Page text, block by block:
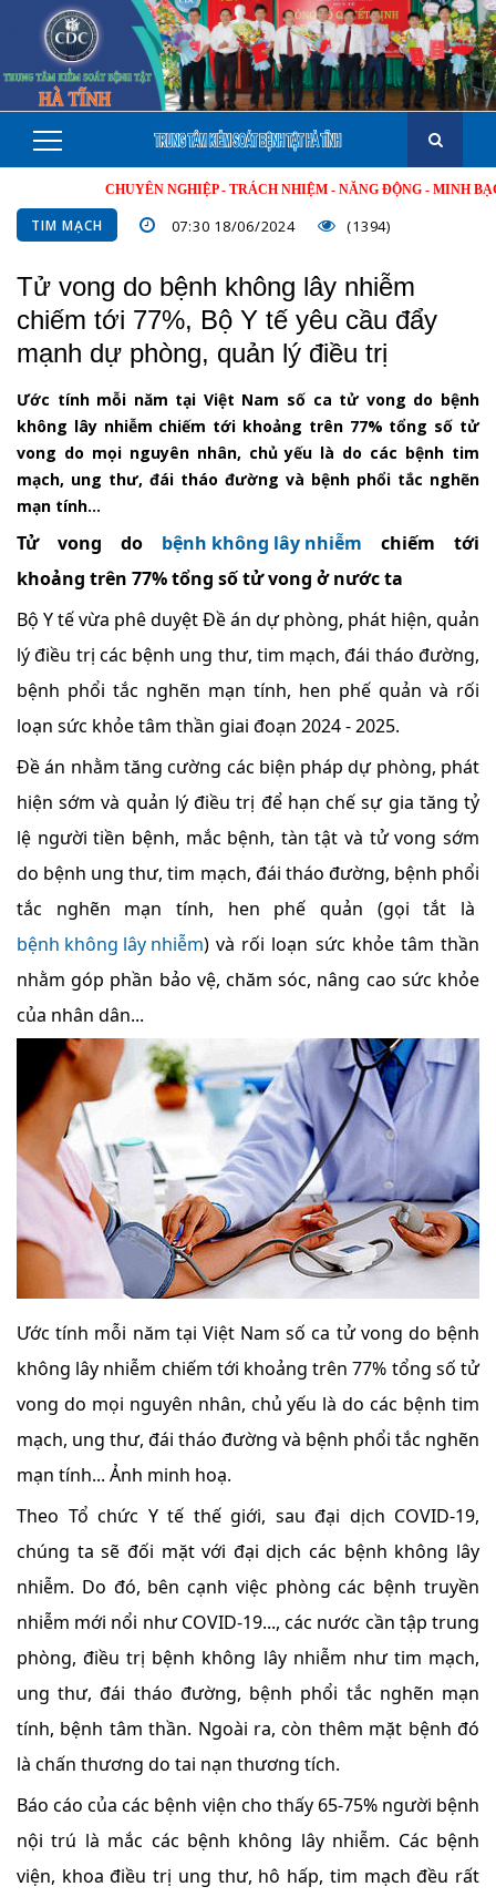
CHUYÊN NGHIỆP - TRÁCH NHIỆM - NĂNG ĐỘNG - MINH BẠCH -
TIM MẠCH 07:30 18/06/2024 (1394)
Tử vong do bệnh không lây nhiễm
chiếm tới 77%, Bộ Y tế yêu cầu đẩy
mạnh dự phòng, quản lý điều trị
Ước tính mỗi năm tại Việt Nam số ca tử vong do bệnh
không lây nhiễm chiếm tới khoảng trên 77% tổng số tử
vong do mọi nguyên nhân, chủ yếu là do các bệnh tim
mạch, ung thư, đái tháo đường và bệnh phổi tắc nghẽn
mạn tính...
Tử vong do bệnh không lây nhiễm chiếm tới
khoảng trên 77% tổng số tử vong ở nước ta
Bộ Y tế vừa phê duyệt Đề án dự phòng, phát hiện, quản
lý điều trị các bệnh ung thư, tim mạch, đái tháo đường,
bệnh phổi tắc nghẽn mạn tính, hen phế quản và rối
loạn sức khỏe tâm thần giai đoạn 2024 - 2025.
Đề án nhằm tăng cường các biện pháp dự phòng, phát
hiện sớm và quản lý điều trị để hạn chế sự gia tăng tỷ
lệ người tiền bệnh, mắc bệnh, tàn tật và tử vong sớm
do bệnh ung thư, tim mạch, đái tháo đường, bệnh phổi
tắc nghẽn mạn tính, hen phế quản (gọi tắt là
bệnh không lây nhiễm) và rối loạn sức khỏe tâm thần
nhằm góp phần bảo vệ, chăm sóc, nâng cao sức khỏe
của nhân dân...
Ước tính mỗi năm tại Việt Nam số ca tử vong do bệnh
không lây nhiễm chiếm tới khoảng trên 77% tổng số tử
vong do mọi nguyên nhân, chủ yếu là do các bệnh tim
mạch, ung thư, đái tháo đường và bệnh phổi tắc nghẽn
mạn tính... Ảnh minh hoạ.
Theo Tổ chức Y tế thế giới, sau đại dịch COVID-19,
chúng ta sẽ đối mặt với đại dịch các bệnh không lây
nhiễm. Do đó, bên cạnh việc phòng các bệnh truyền
nhiễm mới nổi như COVID-19..., các nước cần tập trung
phòng, điều trị bệnh không lây nhiễm như tim mạch,
ung thư, đái tháo đường, bệnh phổi tắc nghẽn mạn
tính, bệnh tâm thần. Ngoài ra, còn thêm mặt bệnh đó
là chấn thương do tai nạn thương tích.
Báo cáo của các bệnh viện cho thấy 65-75% người bệnh
nội trú là mắc các bệnh không lây nhiễm. Các bệnh
viện, khoa điều trị ung thư, hô hấp, tim mạch đều rất